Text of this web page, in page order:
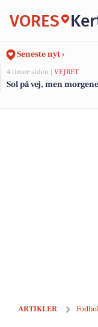
VORES
Seneste nyt ›
4 timer siden | VEJRET
Sol på vej, men
ARTIKLER
Nederlag til